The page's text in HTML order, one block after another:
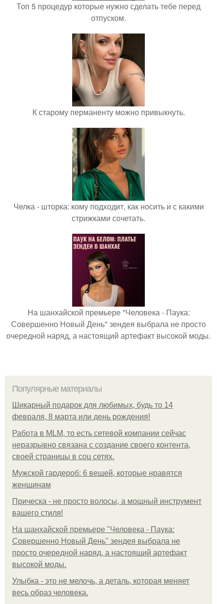
Топ 5 процедур которые нужно сделать тебе перед
отпуском.
К старому перманенту можно привыкнуть.
Челка - шторка: кому подходит, как носить и с какими
стрижками сочетать.
На шанхайской премьере "Человека - Паука:
Совершенно Новый День" зендея выбрала не просто
очередной наряд, а настоящий артефакт высокой моды.
Популярные материалы
Шикарный подарок для любимых, будь то 14
февраля, 8 марта или день рождения!
Работа в MLM, то есть сетевой компании сейчас
неразрывно связана с создание своего контента,
своей страницы в соц сетях.
Мужской гардероб: 6 вещей, которые нравятся
женщинам
Прическа - не просто волосы, а мощный инструмент
вашего стиля!
На шанхайской премьере "Человека - Паука:
Совершенно Новый День" зендея выбрала не
просто очередной наряд, а настоящий артефакт
высокой моды.
Улыбка - это не мелочь, а деталь, которая меняет
весь образ человека.